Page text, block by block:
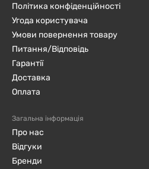
Політика конфіденційності
Угода користувача
Умови повернення товару
Питання/Відповідь
Гарантії
Доставка
Оплата
Загальна інформація
Про нас
Відгуки
Бренди